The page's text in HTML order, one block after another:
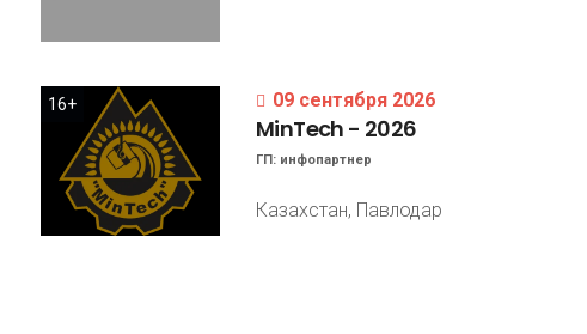
16+ 09 сентября 2026
MinTech - 2026
ГП: инфопартнер
Казахстан, Павлодар